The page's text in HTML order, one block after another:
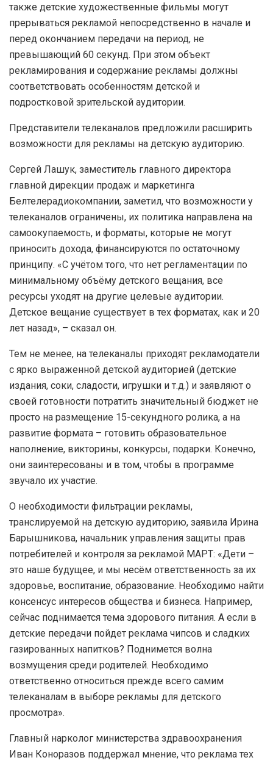
также детские художественные фильмы могут
прерываться рекламой непосредственно в начале и
перед окончанием передачи на период, не
превышающий 60 секунд. При этом объект
рекламирования и содержание рекламы должны
соответствовать особенностям детской и
подростковой зрительской аудитории.
Представители телеканалов предложили расширить
возможности для рекламы на детскую аудиторию.
Сергей Лашук, заместитель главного директора
главной дирекции продаж и маркетинга
Белтелерадиокомпании, заметил, что возможности у
телеканалов ограничены, их политика направлена на
самоокупаемость, и форматы, которые не могут
приносить дохода, финансируются по остаточному
принципу. «С учётом того, что нет регламентации по
минимальному объёму детского вещания, все
ресурсы уходят на другие целевые аудитории.
Детское вещание существует в тех форматах, как и 20
лет назад», – сказал он.
Тем не менее, на телеканалы приходят рекламодатели
с ярко выраженной детской аудиторией (детские
издания, соки, сладости, игрушки и т.д.) и заявляют о
своей готовности потратить значительный бюджет не
просто на размещение 15-секундного ролика, а на
развитие формата – готовить образовательное
наполнение, викторины, конкурсы, подарки. Конечно,
они заинтересованы и в том, чтобы в программе
звучало их участие.
О необходимости фильтрации рекламы,
транслируемой на детскую аудиторию, заявила Ирина
Барышникова, начальник управления защиты прав
потребителей и контроля за рекламой МАРТ: «Дети –
это наше будущее, и мы несём ответственность за их
здоровье, воспитание, образование. Необходимо найти
консенсус интересов общества и бизнеса. Например,
сейчас поднимается тема здорового питания. А если в
детские передачи пойдет реклама чипсов и сладких
газированных напитков? Поднимется волна
возмущения среди родителей. Необходимо
ответственно относиться прежде всего самим
телеканалам в выборе рекламы для детского
просмотра».
Главный нарколог министерства здравоохранения
Иван Коноразов поддержал мнение, что реклама тех